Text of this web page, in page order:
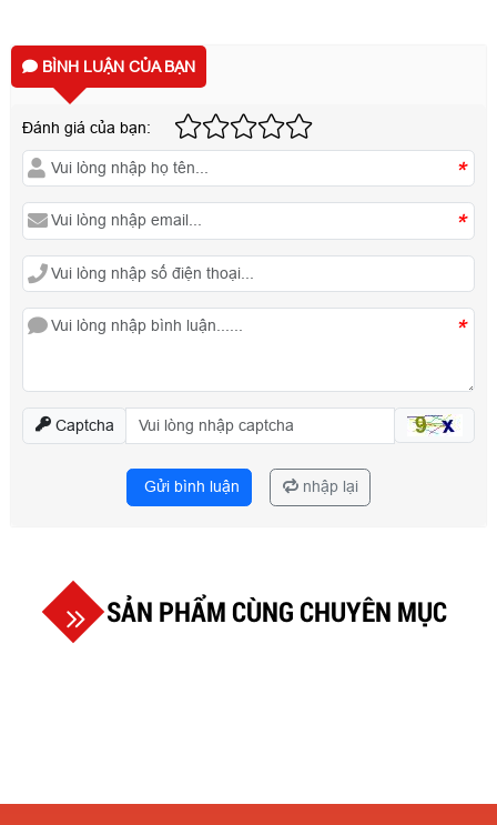
BÌNH LUẬN CỦA BẠN
Đánh giá của bạn:
*
*
*
Captcha
Gửi bình luận nhập lại
SẢN PHẨM CÙNG CHUYÊN MỤC